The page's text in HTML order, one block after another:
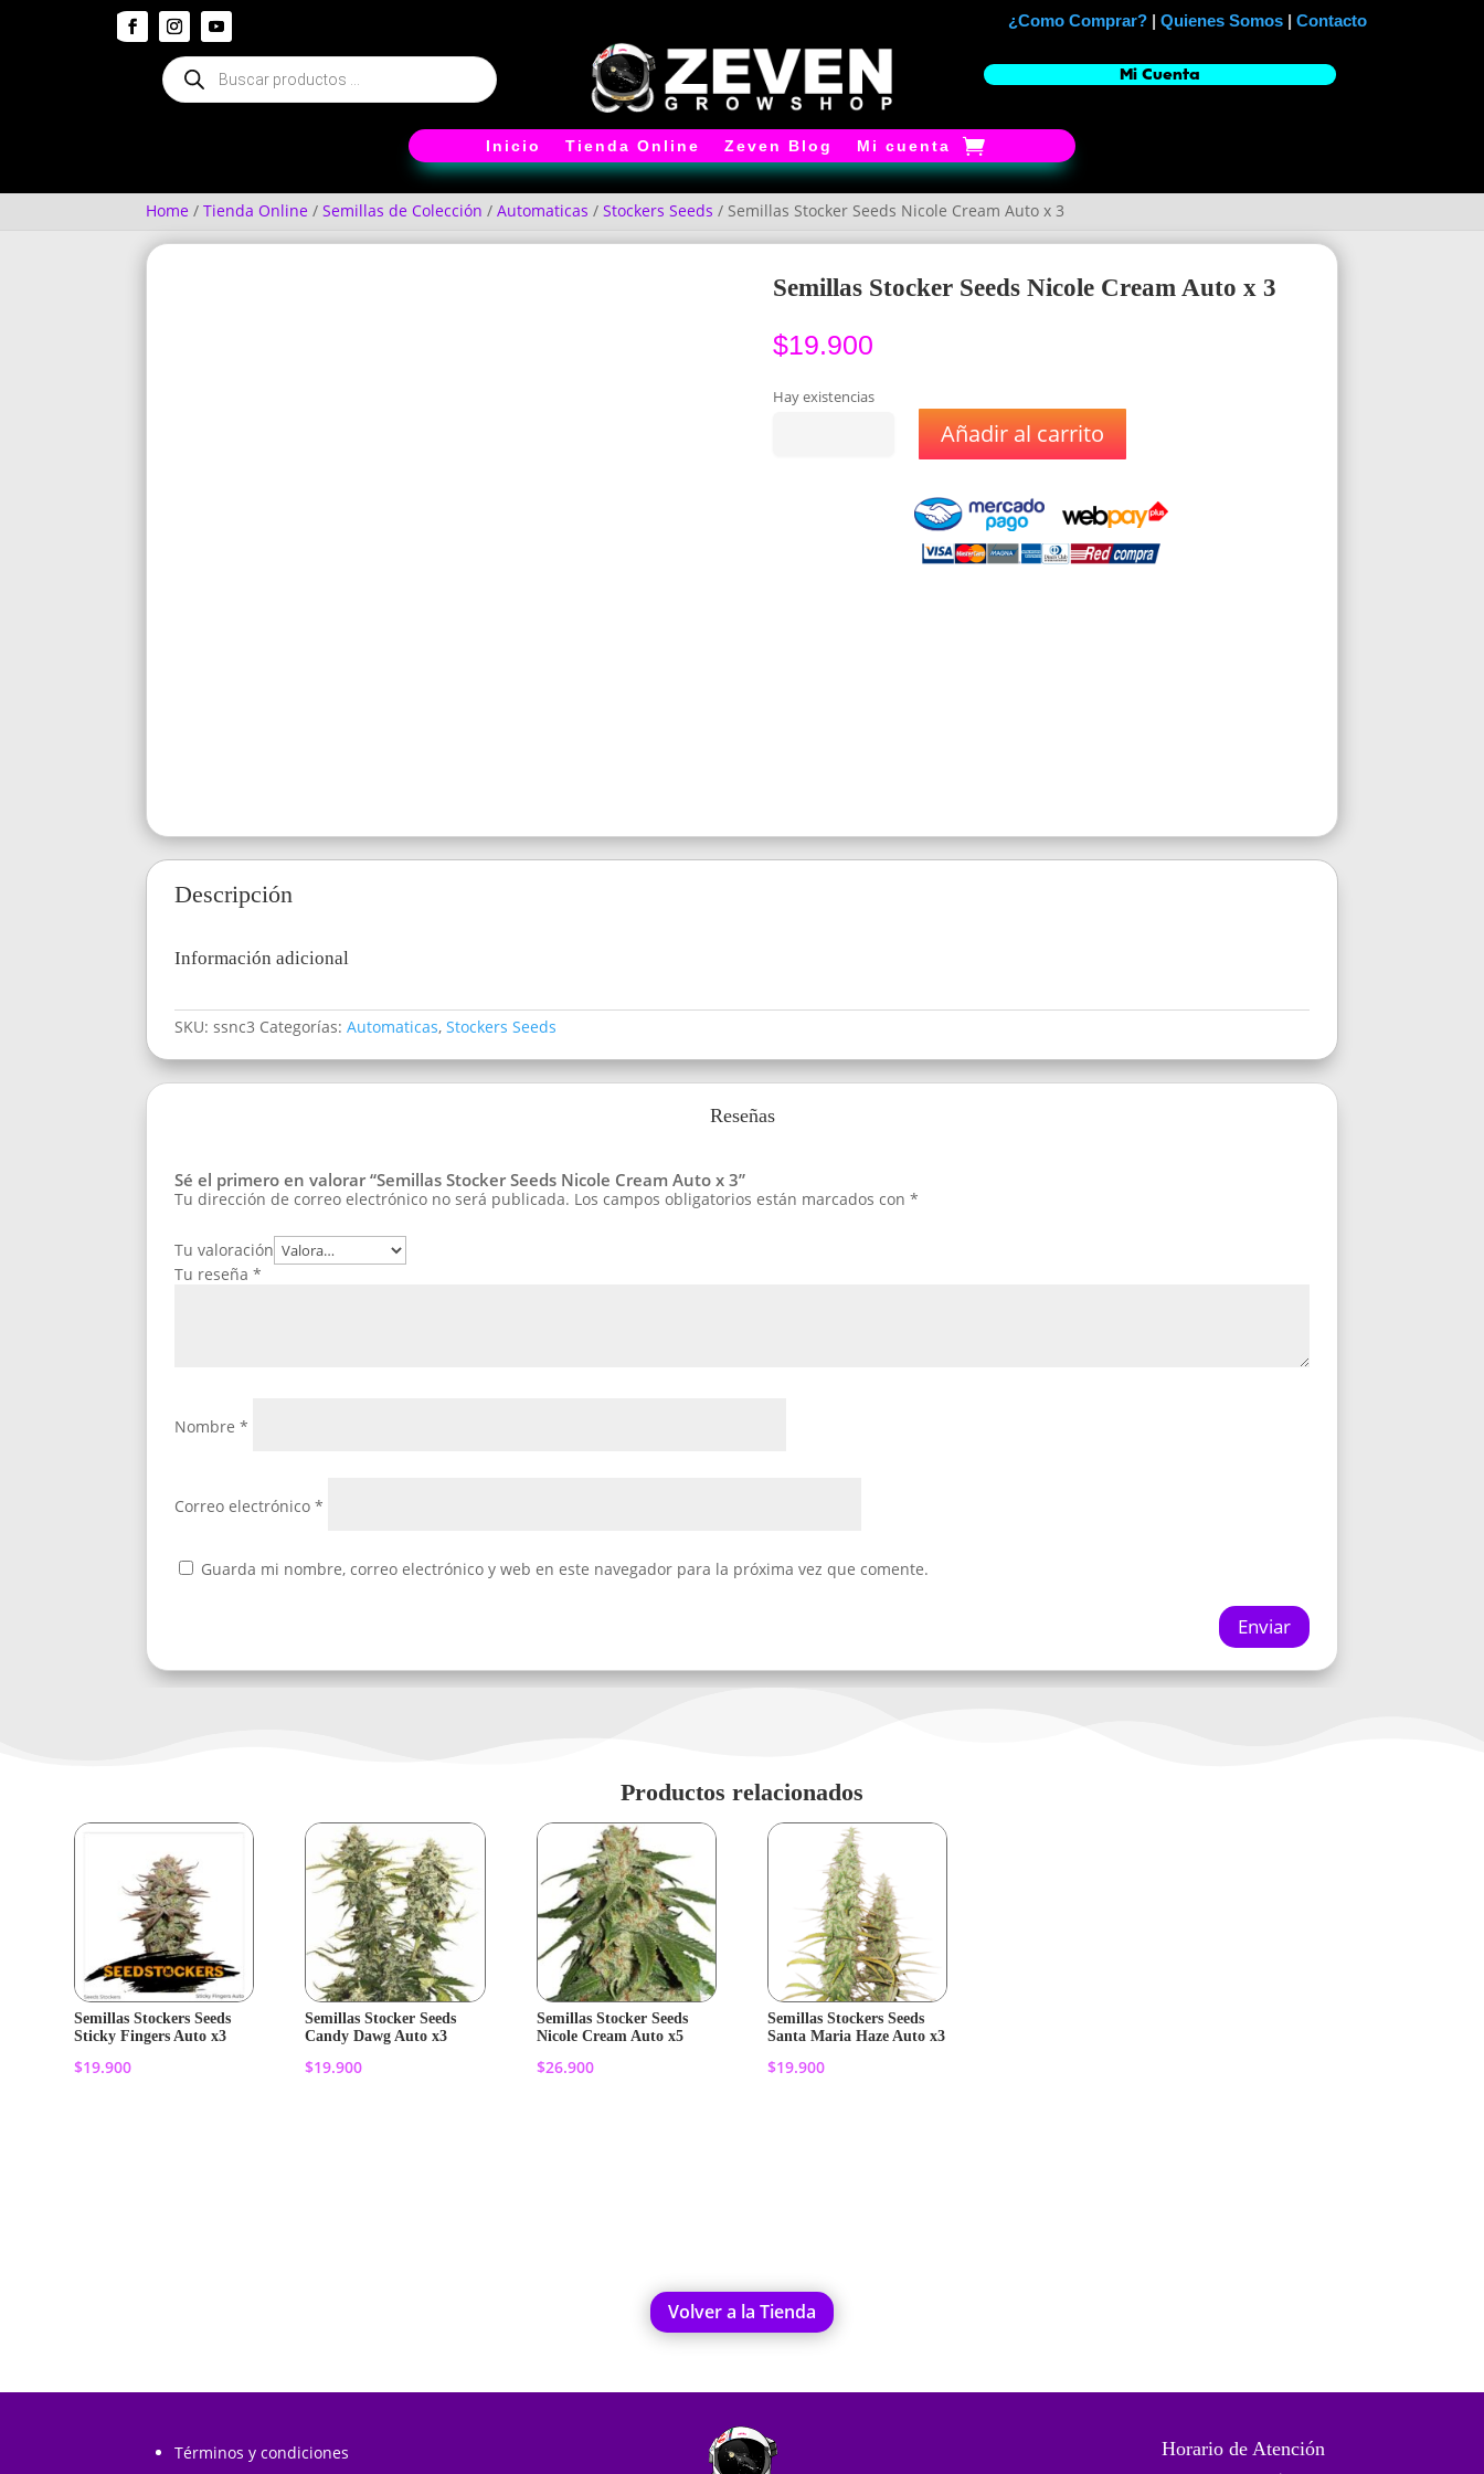
¿Como Comprar? |Quienes Somos |Contacto
Búsqueda
de
productos
Mi Cuenta
Inicio Tienda Online Zeven Blog Mi cuenta
Home / Tienda Online / Semillas de Colección / Automaticas / Stockers Seeds / Semillas Stocker Seeds Nicole Cream Auto x 3
Semillas Stocker Seeds Nicole Cream Auto x 3
$19.900
Hay existencias
Añadir al carrito
Descripción
Información adicional
SKU: ssnc3 Categorías: Automaticas, Stockers Seeds
Reseñas
Sé el primero en valorar “Semillas Stocker Seeds Nicole Cream Auto x 3”
Tu dirección de correo electrónico no será publicada. Los campos obligatorios están marcados con *
Tu valoración
Tu reseña *
Nombre *
Correo electrónico *
Guarda mi nombre, correo electrónico y web en este navegador para la próxima vez que comente.
Enviar
Productos relacionados
Semillas Stockers Seeds
Sticky Fingers Auto x3
$19.900
Semillas Stocker Seeds
Candy Dawg Auto x3
$19.900
Semillas Stocker Seeds
Nicole Cream Auto x5
$26.900
Semillas Stockers Seeds
Santa Maria Haze Auto x3
$19.900
Volver a la Tienda
Términos y condiciones
Horario de Atención